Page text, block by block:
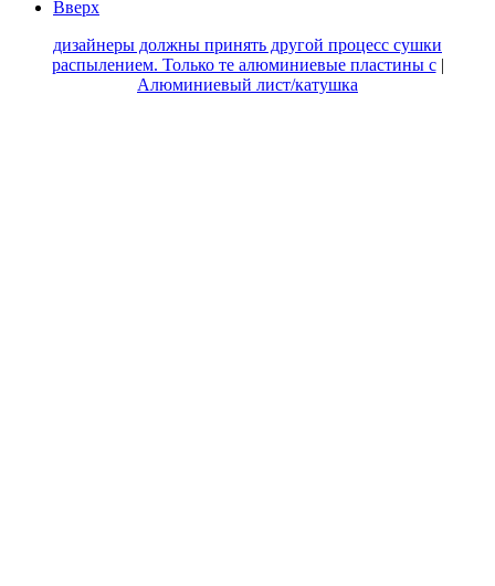
Вверх
дизайнеры должны принять другой процесс сушки
распылением. Только те алюминиевые пластины с|
Алюминиевый лист/катушка